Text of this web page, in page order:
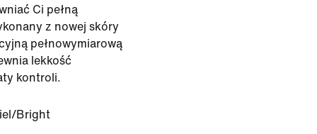
Ci pełną
z nowej skóry
pełnowymiarową
lekkość
kontroli.
Bright